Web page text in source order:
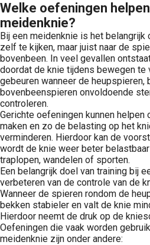
Welke oefeningen
meidenknie?
Bij een meidenknie is het belangrijk
zelf te kijken, maar juist naar de
bovenbeen. In veel gevallen
doordat de knie tijdens bewegen te
gebeuren wanneer de heupspieren,
bovenbeenspieren onvoldoende
controleren.
Gerichte oefeningen kunnen
maken en zo de belasting op het
verminderen. Hierdoor kan de
wordt de knie weer beter
traplopen, wandelen of sporten.
Een belangrijk doel van training bij
verbeteren van de controle van de
Wanneer de spieren rondom de
bekken stabieler en valt de knie
Hierdoor neemt de druk op de
Oefeningen die vaak worden
meidenknie zijn onder andere: